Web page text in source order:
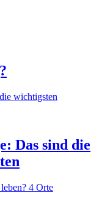
Das sind die